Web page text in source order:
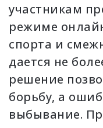
участникам
режиме
спорта и
дается не
решение
борьбу, а
выбывание.